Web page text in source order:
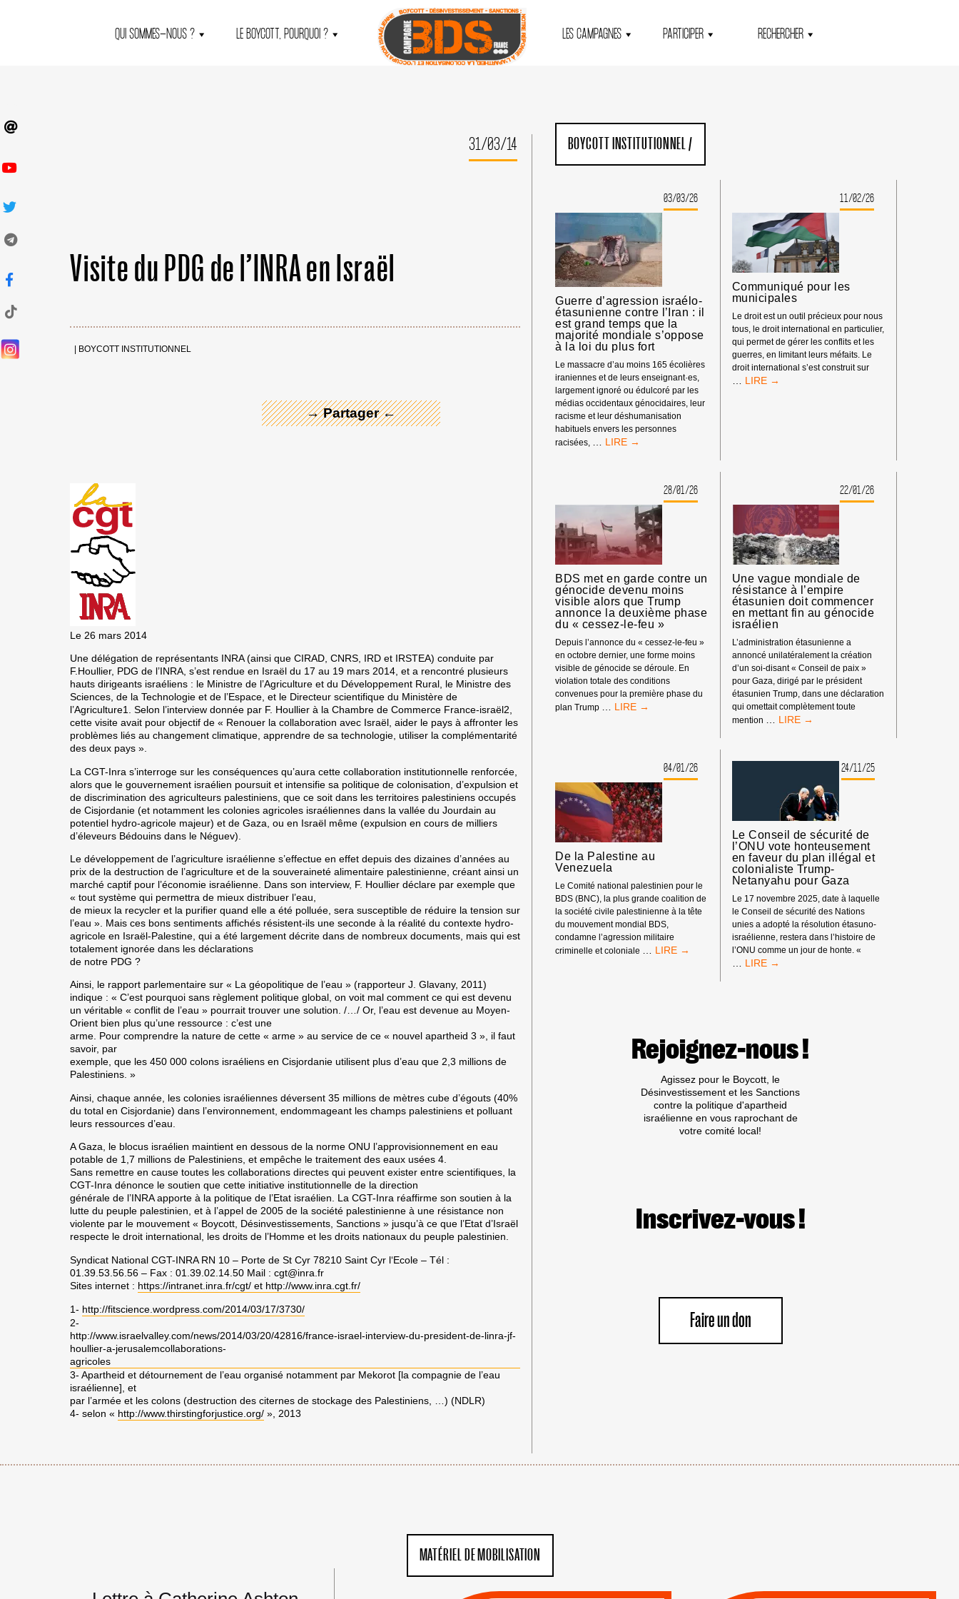
QUI SOMMES-NOUS ? LE BOYCOTT, POURQUOI ? LES CAMPAGNES PARTICIPER RECHERCHER
31/03/14
Visite du PDG de l’INRA en Israël
BOYCOTT INSTITUTIONNEL
→ Partager ←
Le 26 mars 2014
Une délégation de représentants INRA (ainsi que CIRAD, CNRS, IRD et IRSTEA) conduite par
F.Houllier, PDG de l’INRA, s’est rendue en Israël du 17 au 19 mars 2014, et a rencontré plusieurs
hauts dirigeants israéliens : le Ministre de l’Agriculture et du Développement Rural, le Ministre des
Sciences, de la Technologie et de l’Espace, et le Directeur scientifique du Ministère de
l’Agriculture1. Selon l’interview donnée par F. Houllier à la Chambre de Commerce France-israël2,
cette visite avait pour objectif de « Renouer la collaboration avec Israël, aider le pays à affronter les
problèmes liés au changement climatique, apprendre de sa technologie, utiliser la complémentarité
des deux pays ».
La CGT-Inra s’interroge sur les conséquences qu’aura cette collaboration institutionnelle renforcée,
alors que le gouvernement israélien poursuit et intensifie sa politique de colonisation, d’expulsion et
de discrimination des agriculteurs palestiniens, que ce soit dans les territoires palestiniens occupés
de Cisjordanie (et notamment les colonies agricoles israéliennes dans la vallée du Jourdain au
potentiel hydro-agricole majeur) et de Gaza, ou en Israël même (expulsion en cours de milliers
d’éleveurs Bédouins dans le Néguev).
Le développement de l’agriculture israélienne s’effectue en effet depuis des dizaines d’années au
prix de la destruction de l’agriculture et de la souveraineté alimentaire palestinienne, créant ainsi un
marché captif pour l’économie israélienne. Dans son interview, F. Houllier déclare par exemple que
« tout système qui permettra de mieux distribuer l’eau,
de mieux la recycler et la purifier quand elle a été polluée, sera susceptible de réduire la tension sur
l’eau ». Mais ces bons sentiments affichés résistent-ils une seconde à la réalité du contexte hydro-
agricole en Israël-Palestine, qui a été largement décrite dans de nombreux documents, mais qui est
totalement ignorée dans les déclarations
de notre PDG ?
Ainsi, le rapport parlementaire sur « La géopolitique de l’eau » (rapporteur J. Glavany, 2011)
indique : « C’est pourquoi sans règlement politique global, on voit mal comment ce qui est devenu
un véritable « conflit de l’eau » pourrait trouver une solution. /…/ Or, l’eau est devenue au Moyen-
Orient bien plus qu’une ressource : c’est une
arme. Pour comprendre la nature de cette « arme » au service de ce « nouvel apartheid 3 », il faut
savoir, par
exemple, que les 450 000 colons israéliens en Cisjordanie utilisent plus d’eau que 2,3 millions de
Palestiniens. »
Ainsi, chaque année, les colonies israéliennes déversent 35 millions de mètres cube d’égouts (40%
du total en Cisjordanie) dans l’environnement, endommageant les champs palestiniens et polluant
leurs ressources d’eau.
A Gaza, le blocus israélien maintient en dessous de la norme ONU l’approvisionnement en eau
potable de 1,7 millions de Palestiniens, et empêche le traitement des eaux usées 4.
Sans remettre en cause toutes les collaborations directes qui peuvent exister entre scientifiques, la
CGT-Inra dénonce le soutien que cette initiative institutionnelle de la direction
générale de l’INRA apporte à la politique de l’Etat israélien. La CGT-Inra réaffirme son soutien à la
lutte du peuple palestinien, et à l’appel de 2005 de la société palestinienne à une résistance non
violente par le mouvement « Boycott, Désinvestissements, Sanctions » jusqu’à ce que l’Etat d’Israël
respecte le droit international, les droits de l’Homme et les droits nationaux du peuple palestinien.
Syndicat National CGT-INRA RN 10 – Porte de St Cyr 78210 Saint Cyr l‘Ecole – Tél :
01.39.53.56.56 – Fax : 01.39.02.14.50 Mail : cgt@inra.fr
Sites internet : https://intranet.inra.fr/cgt/ et http://www.inra.cgt.fr/
1- http://fitscience.wordpress.com/2014/03/17/3730/
2-
http://www.israelvalley.com/news/2014/03/20/42816/france-israel-interview-du-president-de-linra-jf-
houllier-a-jerusalemcollaborations-
agricoles
3- Apartheid et détournement de l’eau organisé notamment par Mekorot [la compagnie de l’eau
israélienne], et
par l’armée et les colons (destruction des citernes de stockage des Palestiniens, …) (NDLR)
4- selon « http://www.thirstingforjustice.org/ », 2013
BOYCOTT INSTITUTIONNEL /
03/03/26
Guerre d’agression israélo-
étasunienne contre l’Iran : il
est grand temps que la
majorité mondiale s’oppose
à la loi du plus fort
Le massacre d’au moins 165 écolières
iraniennes et de leurs enseignant·es,
largement ignoré ou édulcoré par les
médias occidentaux génocidaires, leur
racisme et leur déshumanisation
habituels envers les personnes
racisées,
GUERRE
L’IRAN
:
IL
EST
GRAND
QUE
LA
MAJORITÉ
MONDIALE
À
LA
LOI
DU
PLUS
FORT
11/02/26
Communiqué pour les
municipales
Le droit est un outil précieux pour nous
tous, le droit international en particulier,
qui permet de gérer les conflits et les
guerres, en limitant leurs méfaits. Le
droit international s’est construit sur
COMMUNIQUÉ
28/01/26
BDS met en garde contre un
génocide devenu moins
visible alors que Trump
annonce la deuxième phase
du « cessez-le-feu »
Depuis l’annonce du « cessez-le-feu »
en octobre dernier, une forme moins
visible de génocide se déroule. En
violation totale des conditions
convenues pour la première phase du
plan Trump
BDS
GÉNOCIDE
DEVENU
MOINS
VISIBLE
ALORS
TRUMP
ANNONCE
LA
DEUXIÈME
PHASE
DU
«
CESSEZ-
22/01/26
Une vague mondiale de
résistance à l’empire
étasunien doit commencer
en mettant fin au génocide
israélien
L’administration étasunienne a
annoncé unilatéralement la création
d’un soi-disant « Conseil de paix »
pour Gaza, dirigé par le président
étasunien Trump, dans une déclaration
qui omettait complètement toute
mention
UNE
L’EMPIRE
ÉTASUNIEN
DOIT
COMMENCER
EN
METTANT
FIN
AU
GÉNOCIDE
ISRAÉLIEN
04/01/26
De la Palestine au
Venezuela
Le Comité national palestinien pour le
BDS (BNC), la plus grande coalition de
la société civile palestinienne à la tête
du mouvement mondial BDS,
condamne l’agression militaire
criminelle et coloniale
DE
24/11/25
Le Conseil de sécurité de
l’ONU vote honteusement
en faveur du plan illégal et
colonialiste Trump-
Netanyahu pour Gaza
Le 17 novembre 2025, date à laquelle
le Conseil de sécurité des Nations
unies a adopté la résolution étasuno-
israélienne, restera dans l’histoire de
l’ONU comme un jour de honte. «
LE
HONTEUSEMENT
FAVEUR
DU
PLAN
ILLÉGAL
ET
Rejoignez-nous !
Agissez pour le Boycott, le
Désinvestissement et les Sanctions
contre la politique d'apartheid
israélienne en vous raprochant de
votre comité local!
Inscrivez-vous !
Faire un don
MATÉRIEL DE MOBILISATION